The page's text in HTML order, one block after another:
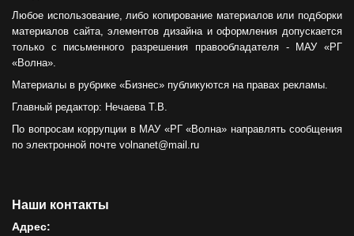
Любое использование, либо копирование материалов или подборки
материалов сайта, элементов дизайна и оформления допускается
только с письменного разрешения правообладателя - МАУ «РГ
«Волна».
Материалы в рубрике «Бизнес» публикуются на правах рекламы.
Главный редактор: Нечаева Т.В.
По вопросам коррупции в МАУ «РГ «Волна» направлять сообщения
по электронной почте volnanet@mail.ru
Наши контакты
Адрес: